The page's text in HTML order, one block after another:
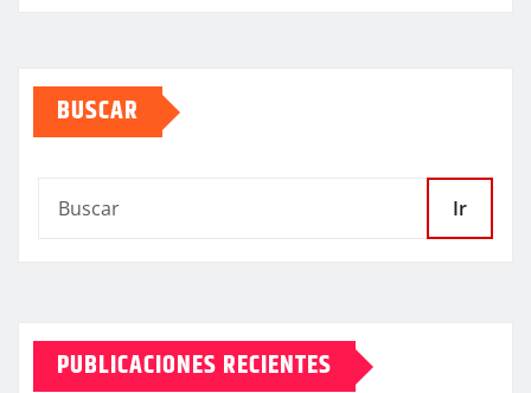
BUSCAR
Ir
PUBLICACIONES RECIENTES